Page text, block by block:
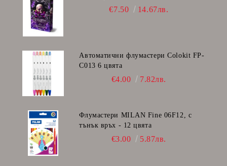
€7.50 14.67лв.
Автоматични флумастери Colokit FP-
C013 6 цвята
€4.00 7.82лв.
Флумастери MILAN Fine 06F12, с
тънък връх - 12 цвята
€3.00 5.87лв.